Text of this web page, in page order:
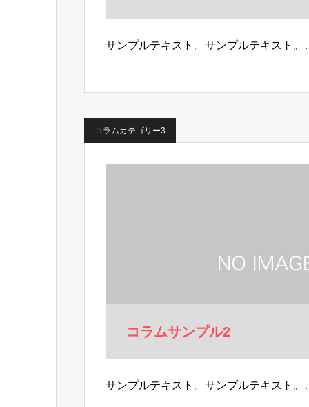
サンプルテキスト。サンプルテキスト
コラムカテゴリー3
コラムサンプル2
サンプルテキスト。サンプルテキスト